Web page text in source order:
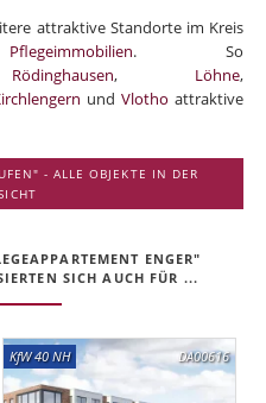
attraktive Standorte im Kreis
Pflegeimmobilien. So
Rödinghausen, Löhne,
undVlotho attraktive
- ALLE OBJEKTE IN DER
ENGER"
SICH AUCH FÜR ...
DA00616
KfW 40 NH